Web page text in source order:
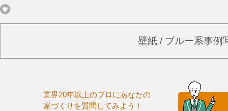
壁紙 / ブルー系事例
業界20年以上のプロにあなたの
家づくりを質問してみよう！